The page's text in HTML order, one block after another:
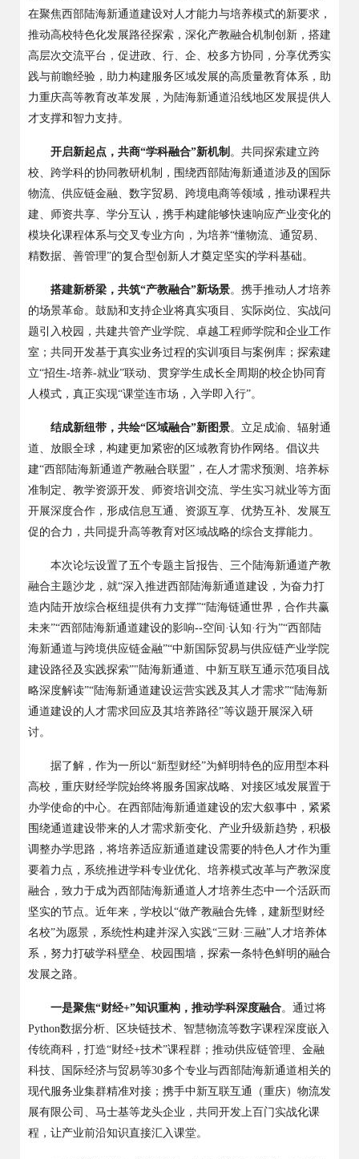
在聚焦西部陆海新通道建设对人才能力与培养模式的新要求，
推动高校特色化发展路径探索，深化产教融合机制创新，搭建
高层次交流平台，促进政、行、企、校多方协同，分享优秀实
践与前瞻经验，助力构建服务区域发展的高质量教育体系，助
力重庆高等教育改革发展，为陆海新通道沿线地区发展提供人
才支撑和智力支持。
开启新起点，共商“学科融合”新机制 。共同探索建立跨
校、跨学科的协同教研机制，围绕西部陆海新通道涉及的 国际
物流、供应链金融、数字贸易、 跨境电商等领域，推动课程共
建、师资共享、学分互认，携手构建能够快速响应产业变化的
模块化课程体系与交叉专业方向，为培养“懂物流、通 贸易
精数据、善管理”的复合型创新 人才奠定坚实的学科基础。
搭建新桥梁，共筑“产教融合”新场景。携手推动人才培养
的场景革命。鼓励和支持企业将真实项目、实际岗位、实战问
题引入校园，共建共管产业学院、 卓越工程师学院和企业工作
室；共同开发基于真实业务过程的实训项目与案例库；探索建
立“招生-培养-就业”联动、贯穿学生成长全周期的校企协同育
人模式，真正实现“课堂连市场，入学即入行”。
结成新纽带，共绘“区域融合”新图景。立足成渝、辐射通
道、放眼全球，构建更加紧密的区域教育协作网络。倡议共
建“西部陆海新通道产教融合联盟”，在人才需求预测、培养标
准制定、教学资源开发、师资培训交流、学生实习就业等方面
开展深度合作，形成信息互通、资源互享、优势互补、发展互
促的合力，共同提升高等教育对区域战略的综合支撑能力。
本次论坛设置了五个专题主旨报告、三个陆海新通道产教
融合主题沙龙，就“深入推进西部陆海新通道建设，为奋力打
造内陆开放综合枢纽提供有力支撑”“陆海链通世界，合作共赢
未来”“西部陆海新通道建设的影响--空间·认知·行为”“西部陆
海新通道与跨境供应链金融”“中新国际贸易与供应链产业学院
建设路径及实践探索”"陆海新通道、中新互联互通示范项目战
略深度解读”“陆海新通道建设运营实践及其人才需求”“陆海新
通道建设的人才需求回应及其培养路径”等议题开展深入研
讨。
据了解， 作为一所以“新型财经”为鲜明特色的应用型本科
高校， 重庆财经学院始终将服务国家战略、对接区域发展置于
办学使命的中心。在西部陆海新通道建设的宏大叙事中，紧紧
围绕通道建设带来的人才需求新变化、产业升级新趋势，积极
调整办学思路，将培养适应新通道建设需要的特色人才作为重
要着力点，系统推进学科专业优化、培养模式改革与产教深度
融合，致力于成为西部陆海新通道人才培养生态中一个活跃而
坚实的节点。近年来，学校以“做产教融合先锋，建新型财经
名校”为愿景，系统性构建并深入实践“三财·三融”人才培养体
系，努力打破学科壁垒、校园围墙，探索一条特色鲜明的融合
发展之路。
一是聚焦“财经+”知识重构，推动学科深度融合。通过将
Python数据分析、区块链技术、 智慧物流等数字课程深度嵌入
传统商科，打造“财经+技术”课程群；推动供应链管理、金融
科技、国际经济与贸易等30多个专业与西部陆海新通道相关的
现代服务业集群精准对接；携手中新互联互通
（重庆） 物流发
展有限公司、马士基等龙头企业，共同开发 上百门实战化课
程，让产业前沿知识直接汇入课堂。